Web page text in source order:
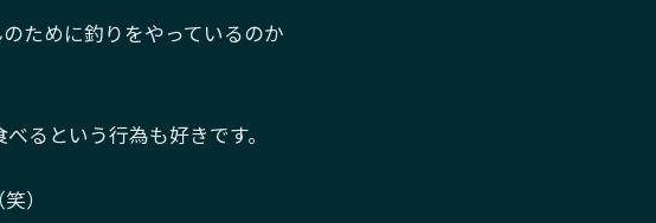
ために釣りをやっているのか
るという行為も好きです。
）